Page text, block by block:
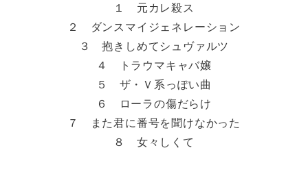
１ 元カレ殺ス
２ ダンスマイジェネレーション
３ 抱きしめてシュヴァルツ
４ トラウマキャバ嬢
５ ザ・Ｖ系っぽい曲
６ ローラの傷だらけ
７ また君に番号を聞けなかった
８ 女々しくて